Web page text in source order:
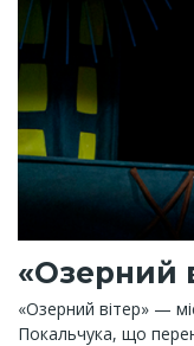
«Озерний
«Озерний вітер» —
Покальчука, що